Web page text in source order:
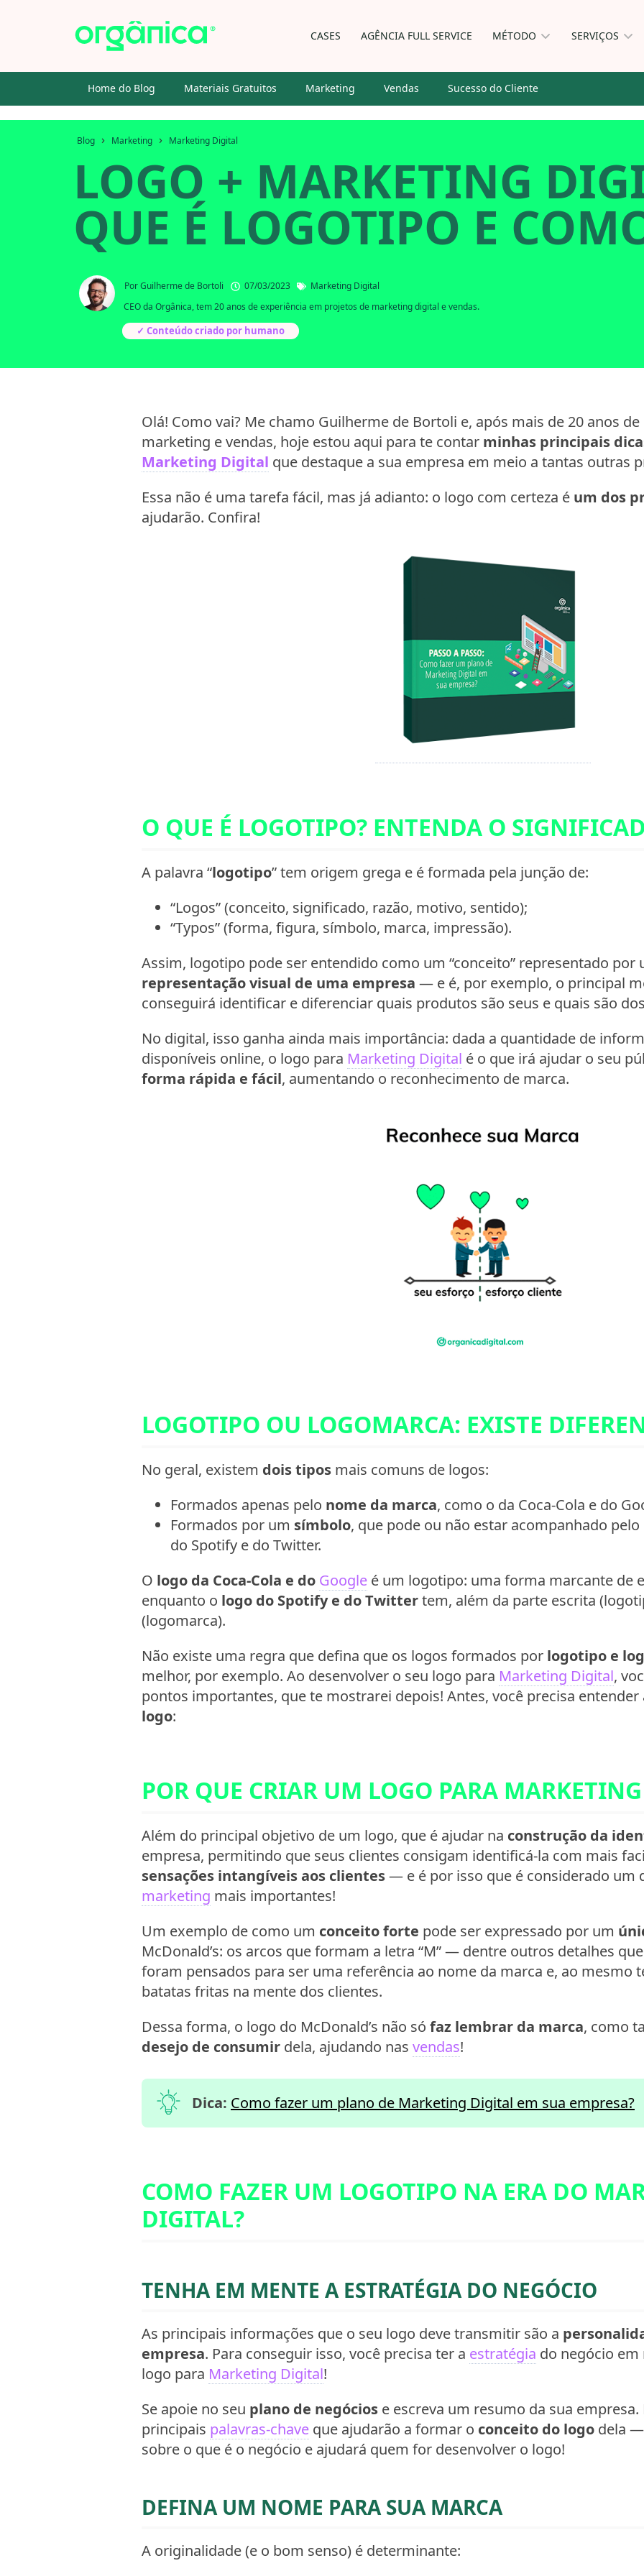
CASES AGÊNCIA FULL SERVICE MÉTODO SERVIÇOS
Home do Blog Materiais Gratuitos Marketing Vendas Sucesso do Cliente
Blog › Marketing › Marketing Digital
LOGO + MARKETING
QUE É LOGOTIPO E
PorGuilherme de Bortoli 07/03/2023
Marketing Digital
CEO da Orgânica, tem 20 anos de experiência em projetos de marketing digital e vendas.
✓ Conteúdo criado por humano
Olá! Como vai? Me chamo Guilherme de Bortoli e, após mais de 20 anos
marketing e vendas, hoje estou aqui para te contar minhas principais
Marketing Digital que destaque a sua empresa em meio a tantas outras
Essa não é uma tarefa fácil, mas já adianto: o logo com certeza é um dos
ajudarão. Confira!
O QUE É LOGOTIPO? ENTENDA O
A palavra “logotipo” tem origem grega e é formada pela junção de:
“Logos” (conceito, significado, razão, motivo, sentido);
“Typos” (forma, figura, símbolo, marca, impressão).
Assim, logotipo pode ser entendido como um “conceito” representado por
representação visual de uma empresa — e é, por exemplo, o principal
conseguirá identificar e diferenciar quais produtos são seus e quais são
No digital, isso ganha ainda mais importância: dada a quantidade de
disponíveis online, o logo para Marketing Digital é o que irá ajudar o seu
forma rápida e fácil, aumentando o reconhecimento de marca.
LOGOTIPO OU LOGOMARCA: EXISTE
No geral, existem dois tipos mais comuns de logos:
Formados apenas pelo nome da marca, como o da Coca-Cola e do
Formados por um símbolo, que pode ou não estar acompanhado pelo
do Spotify e do Twitter.
O logo da Coca-Cola e do Google é um logotipo: uma forma marcante de
enquanto o logo do Spotify e do Twittertem, além da parte escrita
(logomarca).
Não existe uma regra que defina que os logos formados por logotipo e
melhor, por exemplo. Ao desenvolver o seu logo para Marketing Digital,
pontos importantes, que te mostrarei depois! Antes, você precisa entender
logo:
POR QUE CRIAR UM LOGO PARA
Além do principal objetivo de um logo, que é ajudar na construção da
empresa, permitindo que seus clientes consigam identificá-la com mais
sensações intangíveis aos clientes— e é por isso que é considerado um
marketing mais importantes!
Um exemplo de como um conceito forte pode ser expressado por um
McDonald’s: os arcos que formam a letra “M” — dentre outros detalhes
foram pensados para ser uma referência ao nome da marca e, ao mesmo
batatas fritas na mente dos clientes.
Dessa forma, o logo do McDonald’s não só faz lembrar da marca, como
desejo de consumir dela, ajudando nas vendas!
Dica: Como fazer um plano de Marketing Digital em sua empresa?
COMO FAZER UM LOGOTIPO NA ERA DO
DIGITAL?
TENHA EM MENTE A ESTRATÉGIA DO NEGÓCIO
As principais informações que o seu logo deve transmitir são a
empresa. Para conseguir isso, você precisa ter a estratégia do negócio em
logo para Marketing Digital!
Se apoie no seu plano de negócios e escreva um resumo da sua
principais palavras-chave que ajudarão a formar o conceito do logo dela
sobre o que é o negócio e ajudará quem for desenvolver o logo!
DEFINA UM NOME PARA SUA MARCA
A originalidade (e o bom senso) é determinante: